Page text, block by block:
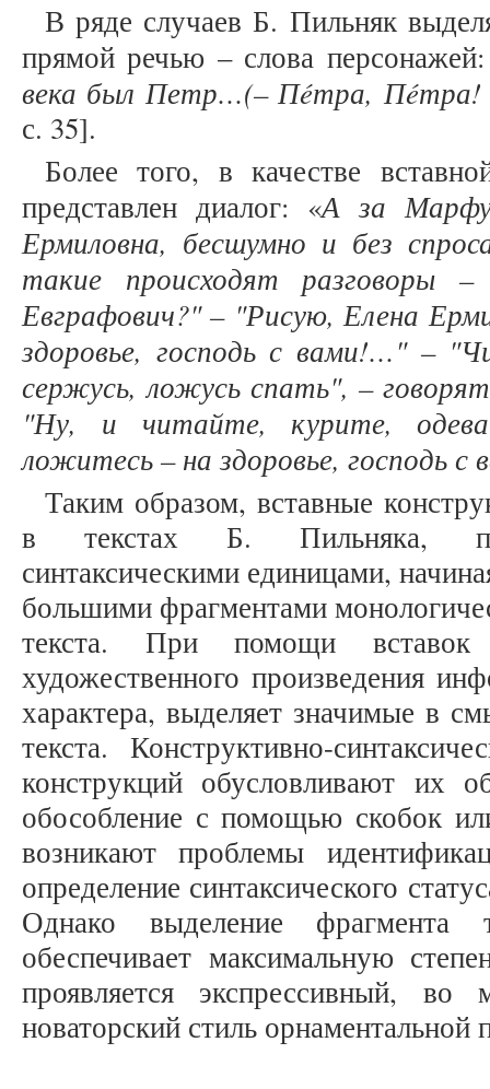
В ряде случаев Б. Пильняк
прямой речью – слова
века был Петр…(– Пéтра, Пéтра!
с. 35].
Более того, в качестве
представлен диалог: «А за
Ермиловна, бесшумно и без
такие происходят разговоры
Евграфович?" – "Рисую, Елена
здоровье, господь с вами!…" –
сержусь, ложусь спать", –
"Ну, и читайте, курите,
ложитесь – на здоровье, господь
Таким образом, вставные
в текстах Б. Пильняка,
синтаксическими единицами,
большими фрагментами
текста. При помощи
художественного произведения
характера, выделяет значимые в
текста. Конструктивно-
конструкций обусловливают их
обособление с помощью скобок
возникают проблемы
определение синтаксического
Однако выделение
обеспечивает максимальную
проявляется экспрессивный, во
новаторский стиль